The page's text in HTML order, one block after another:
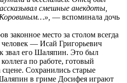
смешные анекдоты,
— вспоминала дочь
законное место за столом всегда
— Исай Григорьевич
звал его Шаляпин. Это был
по работе, готовый
Сохранились старые
в гриме Досифея играют